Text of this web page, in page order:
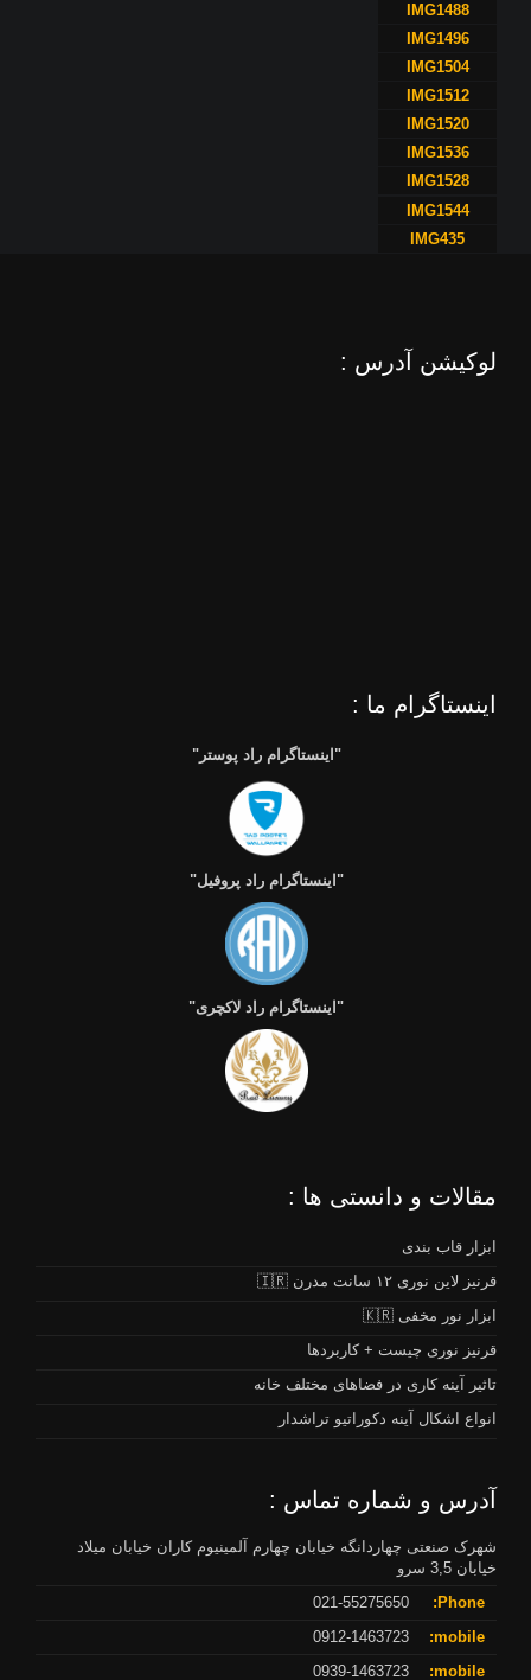
IMG1488
IMG1496
IMG1504
IMG1512
IMG1520
IMG1536
IMG1528
IMG1544
IMG435
لوکیشن آدرس :
اینستاگرام ما :
"اینستاگرام راد پوستر"
"اینستاگرام راد پروفیل"
"اینستاگرام راد لاکچری"
مقالات و دانستی ها :
ابزار قاب بندی
قرنیز لاین نوری ۱۲ سانت مدرن 🇮🇷
ابزار نور مخفی 🇰🇷
قرنیز نوری چیست + کاربردها
تاثیر آینه کاری در فضاهای مختلف خانه
انواع اشکال آینه دکوراتیو تراشدار
آدرس و شماره تماس :
شهرک صنعتی چهاردانگه خیابان چهارم آلمینیوم کاران خیابان میلاد
خیابان 3,5 سرو
Phone:
mobile:
mobile: